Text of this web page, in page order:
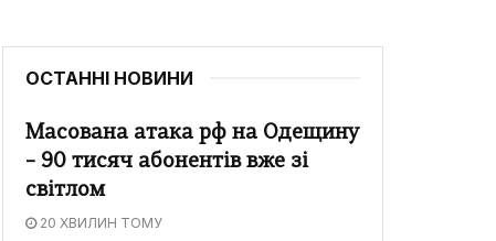
ОСТАННІ НОВИНИ
Масована атака рф на Одещину
– 90 тисяч абонентів вже зі
світлом
20 ХВИЛИН ТОМУ